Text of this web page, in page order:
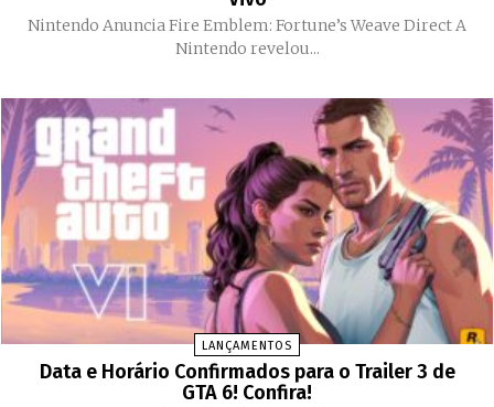
Nintendo Anuncia Fire Emblem: Fortune’s Weave Direct A
Nintendo revelou...
LANÇAMENTOS
Data e Horário Confirmados para o Trailer 3 de
GTA 6! Confira!